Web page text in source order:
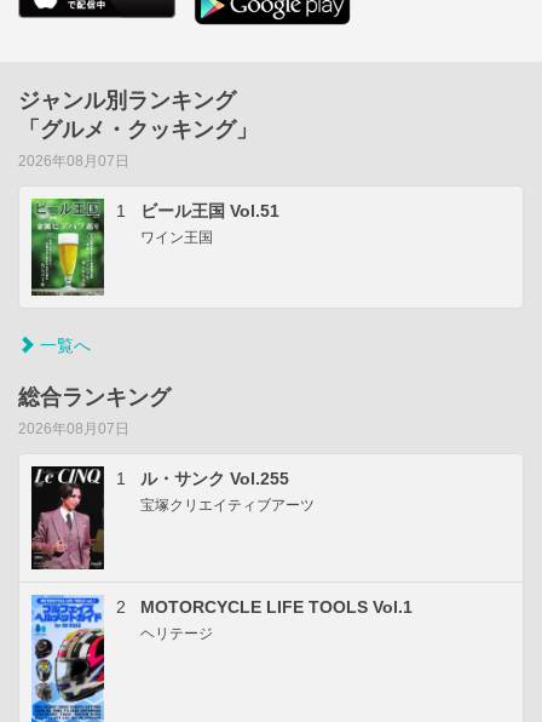
ジャンル別ランキング
「グルメ・クッキング」
2026年08月07日
1 ビール王国 Vol.51
ワイン王国
一覧へ
総合ランキング
2026年08月07日
1 ル・サンク Vol.255
宝塚クリエイティブアーツ
2 MOTORCYCLE LIFE TOOLS Vol.1
ヘリテージ